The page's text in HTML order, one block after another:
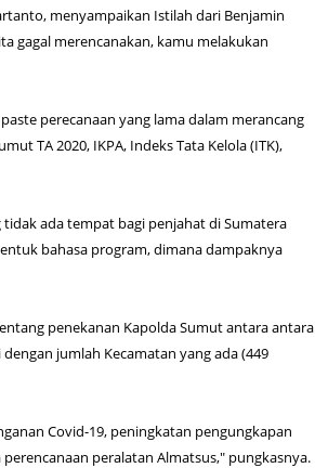
menyampaikan Istilah dari Benjamin
gagal merencanakan, kamu melakukan
perecanaan yang lama dalam merancang
TA 2020, IKPA, Indeks Tata Kelola (ITK),
ada tempat bagi penjahat di Sumatera
bahasa program, dimana dampaknya
penekanan Kapolda Sumut antara antara
jumlah Kecamatan yang ada (449
Covid-19, peningkatan pengungkapan
peralatan Almatsus," pungkasnya.